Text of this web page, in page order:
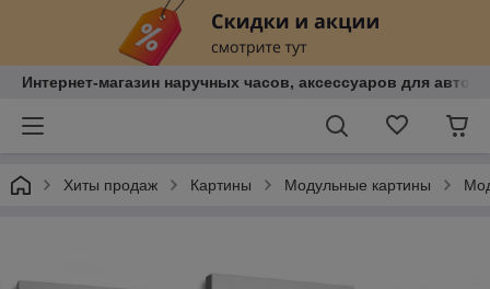
Интернет-магазин наручных часов, аксессуаров для авто,
Хиты продаж Картины Модульные картины